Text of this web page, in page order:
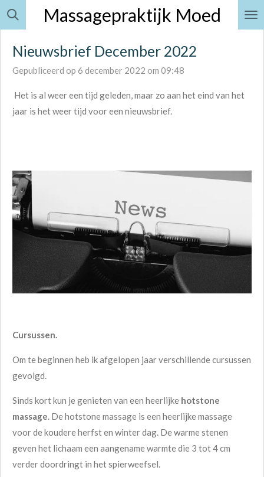
Ga
direct
naar
hoofdinhoud
Massagepraktijk Moed
Nieuwsbrief December 2022
Gepubliceerd op 6 december 2022 om 09:48
Het is al weer een tijd geleden, maar zo aan het eind van het
jaar is het weer tijd voor een nieuwsbrief.
Cursussen.
Om te beginnen heb ik afgelopen jaar verschillende cursussen
gevolgd.
Sinds kort kun je genieten van een heerlijke hotstone
massage . De hotstone massage is een heerlijke massage
voor de koudere herfst en winter dag. De warme stenen
geven het lichaam een aangename warmte die 3 tot 4 cm
verder doordringt in het spierweefsel.